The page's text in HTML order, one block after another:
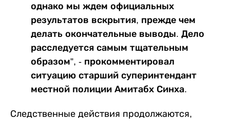
однако мы ждем официальных
результатов вскрытия, прежде чем
делать окончательные выводы. Дело
расследуется самым тщательным
образом”, - прокомментировал
ситуацию старший суперинтендант
местной полиции Амитабх Синха.
Следственные действия продолжаются,